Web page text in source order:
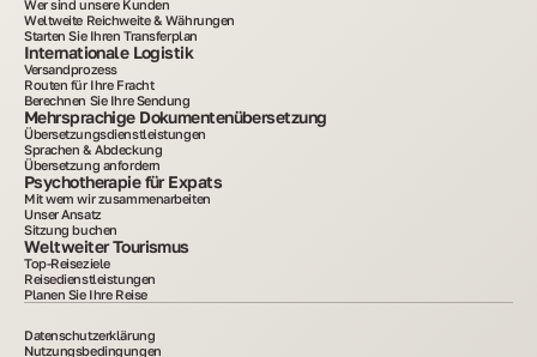
Wer sind unsere Kunden
Weltweite Reichweite & Währungen
Starten Sie Ihren Transferplan
Internationale Logistik
Versandprozess
Routen für Ihre Fracht
Berechnen Sie Ihre Sendung
Mehrsprachige Dokumentenübersetzung
Übersetzungsdienstleistungen
Sprachen & Abdeckung
Übersetzung anfordern
Psychotherapie für Expats
Mit wem wir zusammenarbeiten
Unser Ansatz
Sitzung buchen
Weltweiter Tourismus
Top-Reiseziele
Reisedienstleistungen
Planen Sie Ihre Reise
Datenschutzerklärung
Nutzungsbedingungen